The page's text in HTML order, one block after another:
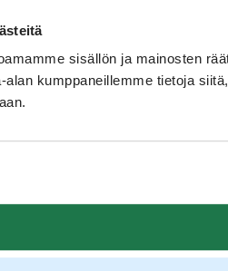
sisällön ja mainosten
alan kumppaneillemme tietoja